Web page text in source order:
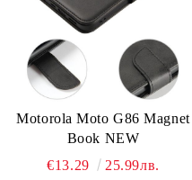
Motorola Moto G86 Magnet
Book NEW
€13.29
25.99лв.